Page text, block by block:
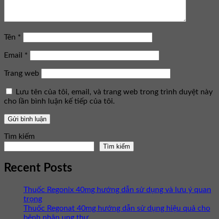
Tên *
Email *
Trang web
Lưu tên của tôi, email, và trang web trong trình duyệt này
cho lần bình luận kế tiếp của tôi.
Tìm kiếm
Tìm kiếm
Recent Posts
Thuốc Regonix 40mg hướng dẫn sử dụng và lưu ý quan
trọng
Thuốc Regonat 40mg hướng dẫn sử dụng hiệu quả cho
bệnh nhân ung thư